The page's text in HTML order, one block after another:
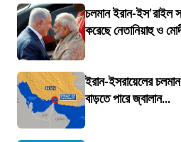
চলমান ইরান-ইস'রাইল
করেছে নেতানিয়াহু ও
ইরান-ইসরায়েলের চলমান
বাড়তে পারে জ্বালান...